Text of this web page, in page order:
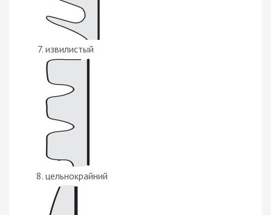
извилистый
цельнокрайний